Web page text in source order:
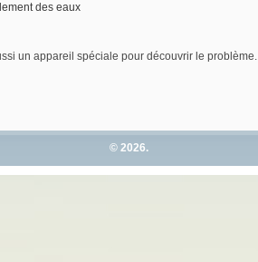
des eaux
un appareil spéciale pour découvrir le problème.
© 2026.